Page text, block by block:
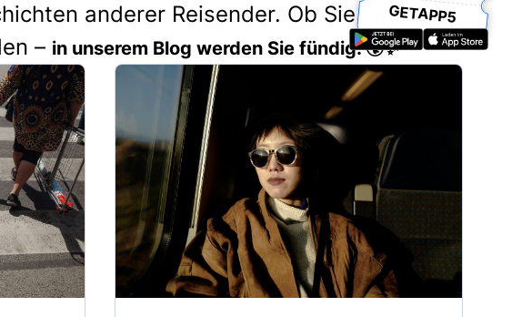
anderer Reisender. Ob Sie Ihr
– in unserem Blog werden Sie fündig. 🌍✨
GETAPP5